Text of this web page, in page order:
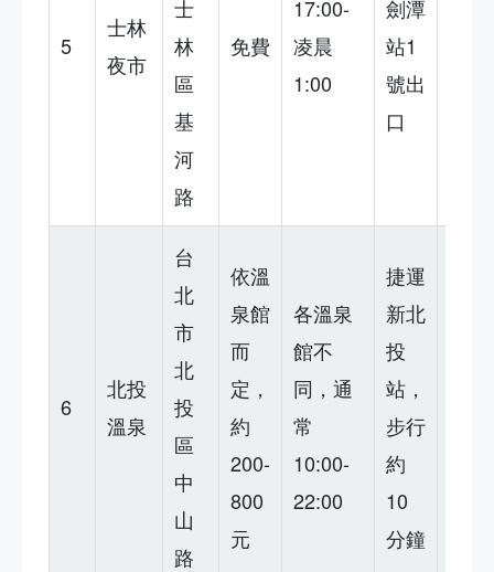
5
士林
夜市
士
林
區
基
河
路
免費
17:00-
凌晨
1:00
劍潭
站1
號出
口
6
北投
溫泉
台
北
市
北
投
區
中
山
路
依溫
泉館
而
定，
約
200-
800
元
各溫泉
館不
同，通
常
10:00-
22:00
捷運
新北
投
站，
步行
約
10
分鐘